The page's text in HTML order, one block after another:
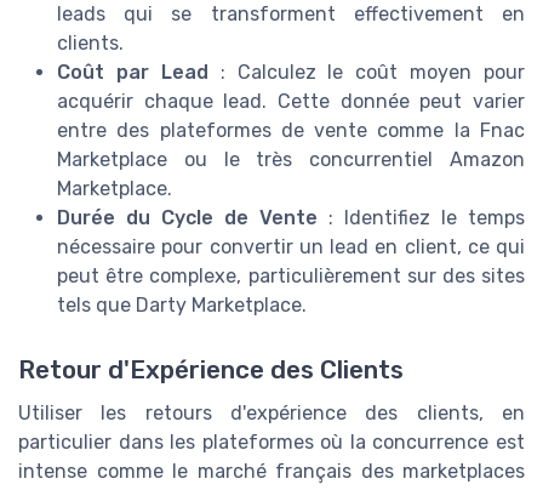
leads qui se transforment effectivement en
clients.
Coût par Lead : Calculez le coût moyen pour
acquérir chaque lead. Cette donnée peut varier
entre des plateformes de vente comme la Fnac
Marketplace ou le très concurrentiel Amazon
Marketplace.
Durée du Cycle de Vente : Identifiez le temps
nécessaire pour convertir un lead en client, ce qui
peut être complexe, particulièrement sur des sites
tels que Darty Marketplace.
Retour d'Expérience des Clients
Utiliser les retours d'expérience des clients, en
particulier dans les plateformes où la concurrence est
intense comme le marché français des marketplaces